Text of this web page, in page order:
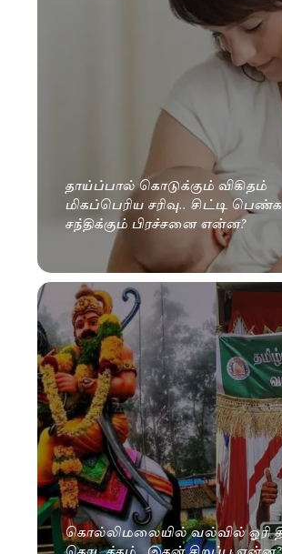
தாய்ப்பால் கொடுக்கும் விகிதம்
மிகப்பெரிய சரிவு.. சிட்டி
சந்திக்கும் பிரச்சனை என்ன?
கொல்லிமலையில் வல்வில் ஓரி